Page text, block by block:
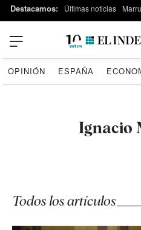
Destacamos: Últimas noticias
OPINIÓN ESPAÑA
Ignacio
Todos los artículos